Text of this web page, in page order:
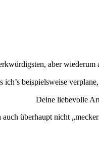
aber
beispielsweise
Deine liebevolle
überhaupt nicht